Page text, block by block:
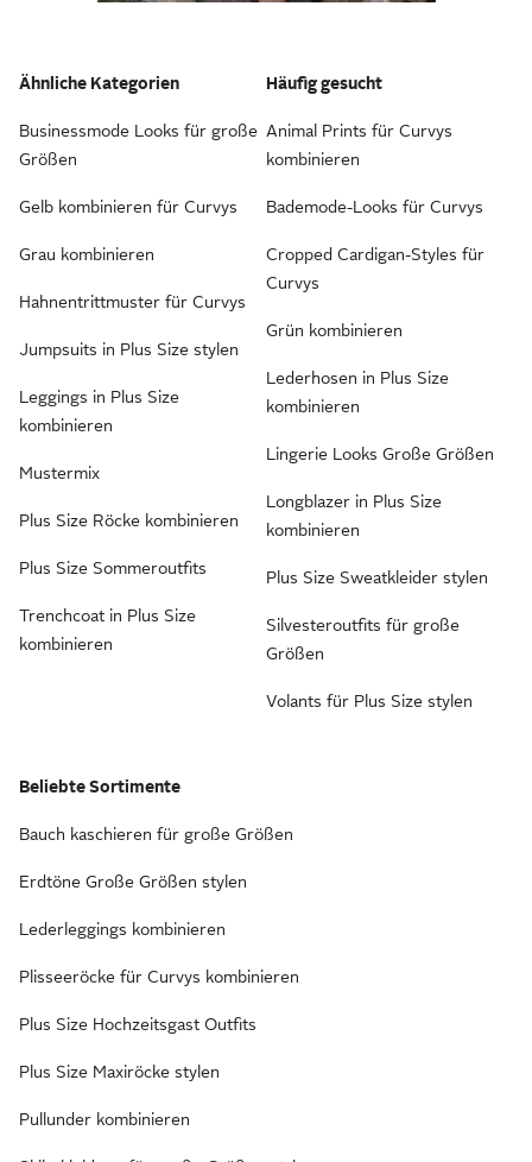
Ähnliche Kategorien
Businessmode Looks für große
Größen
Gelb kombinieren für Curvys
Grau kombinieren
Hahnentrittmuster für Curvys
Jumpsuits in Plus Size stylen
Leggings in Plus Size
kombinieren
Mustermix
Plus Size Röcke kombinieren
Plus Size Sommeroutfits
Trenchcoat in Plus Size
kombinieren
Häufig gesucht
Animal Prints für Curvys
kombinieren
Bademode-Looks für Curvys
Cropped Cardigan-Styles für
Curvys
Grün kombinieren
Lederhosen in Plus Size
kombinieren
Lingerie Looks Große Größen
Longblazer in Plus Size
kombinieren
Plus Size Sweatkleider stylen
Silvesteroutfits für große
Größen
Volants für Plus Size stylen
Beliebte Sortimente
Bauch kaschieren für große Größen
Erdtöne Große Größen stylen
Lederleggings kombinieren
Plisseeröcke für Curvys kombinieren
Plus Size Hochzeitsgast Outfits
Plus Size Maxiröcke stylen
Pullunder kombinieren